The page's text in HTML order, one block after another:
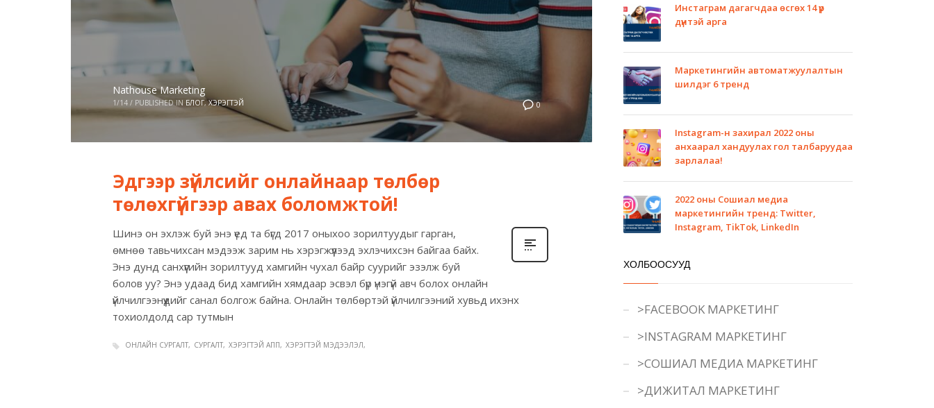
0
Nathouse Marketing
1/14 / PUBLISHED IN БЛОГ,ХЭРЭГТЭЙ
Эдгээр зүйлсийг онлайнаар төлбөр
төлөхгүйгээр авах боломжтой!
Шинэ он эхлэж буй энэ үед та бүгд 2017 оныхоо зорилтуудыг гарган,
өмнөө тавьчихсан мэдээж зарим нь хэрэгжүүлээд эхлэчихсэн байгаа байх.
Энэ дунд санхүүгийн зорилтууд хамгийн чухал байр суурийг эзэлж буй
болов уу? Энэ удаад бид хамгийн хямдаар эсвэл бүр үнэгүй авч болох онлайн
үйлчилгээнүүдийг санал болгож байна. Онлайн төлбөртэй үйлчилгээний хувьд ихэнх
тохиолдолд сар тутмын
ОНЛАЙН СУРГАЛТ СУРГАЛТ ХЭРЭГТЭЙ АПП ХЭРЭГТЭЙ МЭДЭЭЛЭЛ
Инстаграм дагагчдаа өсгөх 14 үр
дүнтэй арга
Маркетингийн автоматжуулалтын
шилдэг 6 тренд
Instagram-н захирал 2022 оны
анхаарал хандуулах гол талбаруудаа
зарлалаа!
2022 оны Сошиал медиа
маркетингийн тренд: Twitter,
Instagram, TikTok, LinkedIn
ХОЛБООСУУД
>FACEBOOK МАРКЕТИНГ
>INSTAGRAM МАРКЕТИНГ
>СОШИАЛ МЕДИА МАРКЕТИНГ
>ДИЖИТАЛ МАРКЕТИНГ